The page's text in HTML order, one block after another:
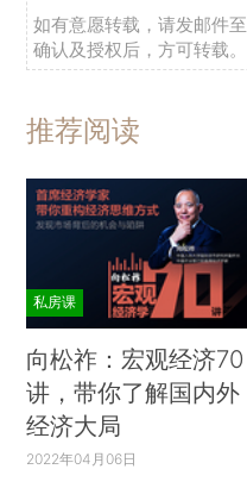
如有意愿转载，请发邮件至
确认及授权后，方可转载。
推荐阅读
私房课
向松祚：宏观经济70
讲，带你了解国内外
经济大局
2022年04月06日